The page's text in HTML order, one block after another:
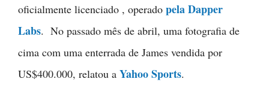
oficialmente licenciado , operado pela Dapper
Labs. No passado mês de abril, uma fotografia de
cima com uma enterrada de James vendida por
US$400.000, relatou a Yahoo Sports.